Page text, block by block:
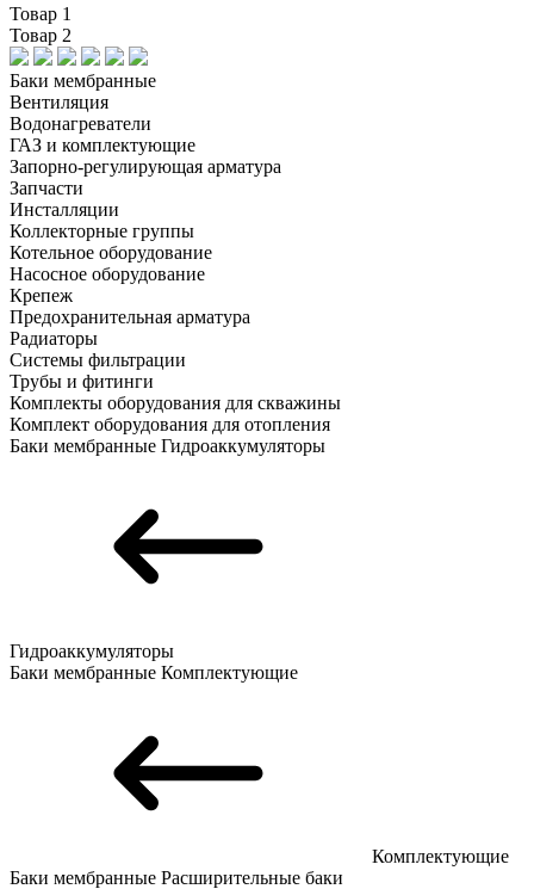
Товар 1
Товар 2
Баки мембранные
Вентиляция
Водонагреватели
ГАЗ и комплектующие
Запорно-регулирующая арматура
Запчасти
Инсталляции
Коллекторные группы
Котельное оборудование
Насосное оборудование
Крепеж
Предохранительная арматура
Радиаторы
Системы фильтрации
Трубы и фитинги
Комплекты оборудования для скважины
Комплект оборудования для отопления
Баки мембранные Гидроаккумуляторы
Гидроаккумуляторы
Баки мембранные Комплектующие
Комплектующие
Баки мембранные Расширительные баки